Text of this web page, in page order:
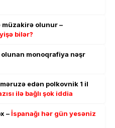
olunur –
bilər?
monoqrafiya nəşr
edən polkovnik 1 il
ilə bağlı şok iddia
–İspanağı hər gün yesəniz